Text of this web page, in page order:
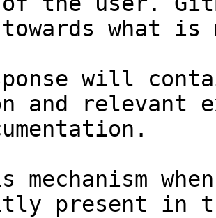
towards what
will
and relevant
mechanism
present in